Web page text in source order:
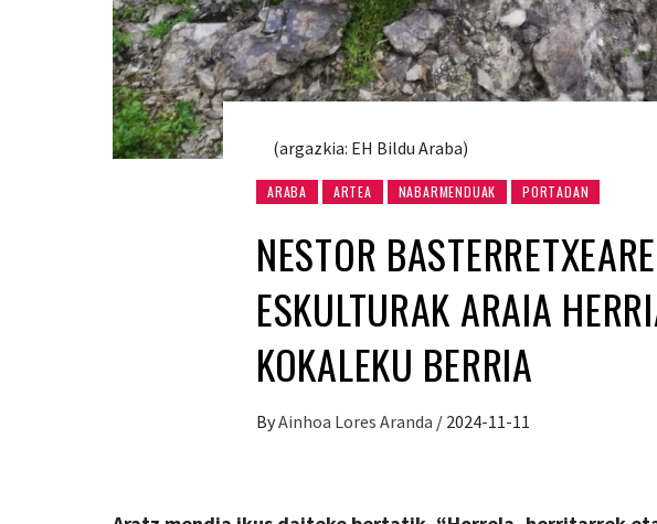
(argazkia: EH Bildu Araba)
ARABA ARTEA NABARMENDUAK PORTADAN
NESTOR
ESKULTURAK ARAIA
KOKALEKU BERRIA
ByAinhoa Lores Aranda / 2024-11-11